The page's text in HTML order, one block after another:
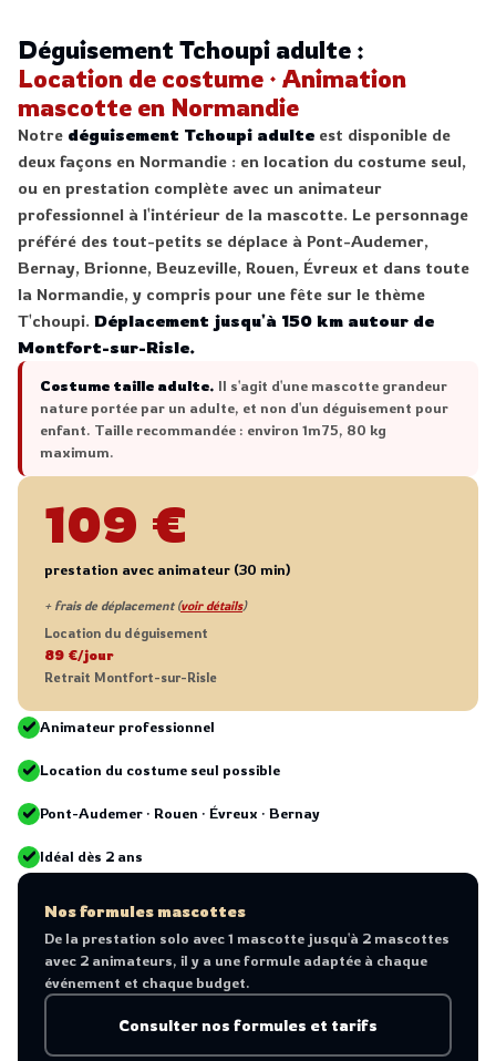
Déguisement Tchoupi adulte :
Location de costume · Animation
mascotte en Normandie
Notre déguisement Tchoupi adulte est disponible de
deux façons en Normandie : en location du costume seul,
ou en prestation complète avec un animateur
professionnel à l'intérieur de la mascotte. Le personnage
préféré des tout-petits se déplace à Pont-Audemer,
Bernay, Brionne, Beuzeville, Rouen, Évreux et dans toute
la Normandie, y compris pour une fête sur le thème
T'choupi. Déplacement jusqu'à 150 km autour de
Montfort-sur-Risle.
Costume taille adulte. Il s'agit d'une mascotte grandeur
nature portée par un adulte, et non d'un déguisement pour
enfant. Taille recommandée : environ 1m75, 80 kg
maximum.
109 €
prestation avec animateur (30 min)
+ frais de déplacement (voir détails)
Location du déguisement
89 €/jour
Retrait Montfort-sur-Risle
Animateur professionnel
Location du costume seul possible
Pont-Audemer · Rouen · Évreux · Bernay
Idéal dès 2 ans
Nos formules mascottes
De la prestation solo avec 1 mascotte jusqu'à 2 mascottes
avec 2 animateurs, il y a une formule adaptée à chaque
événement et chaque budget.
Consulter nos formules et tarifs